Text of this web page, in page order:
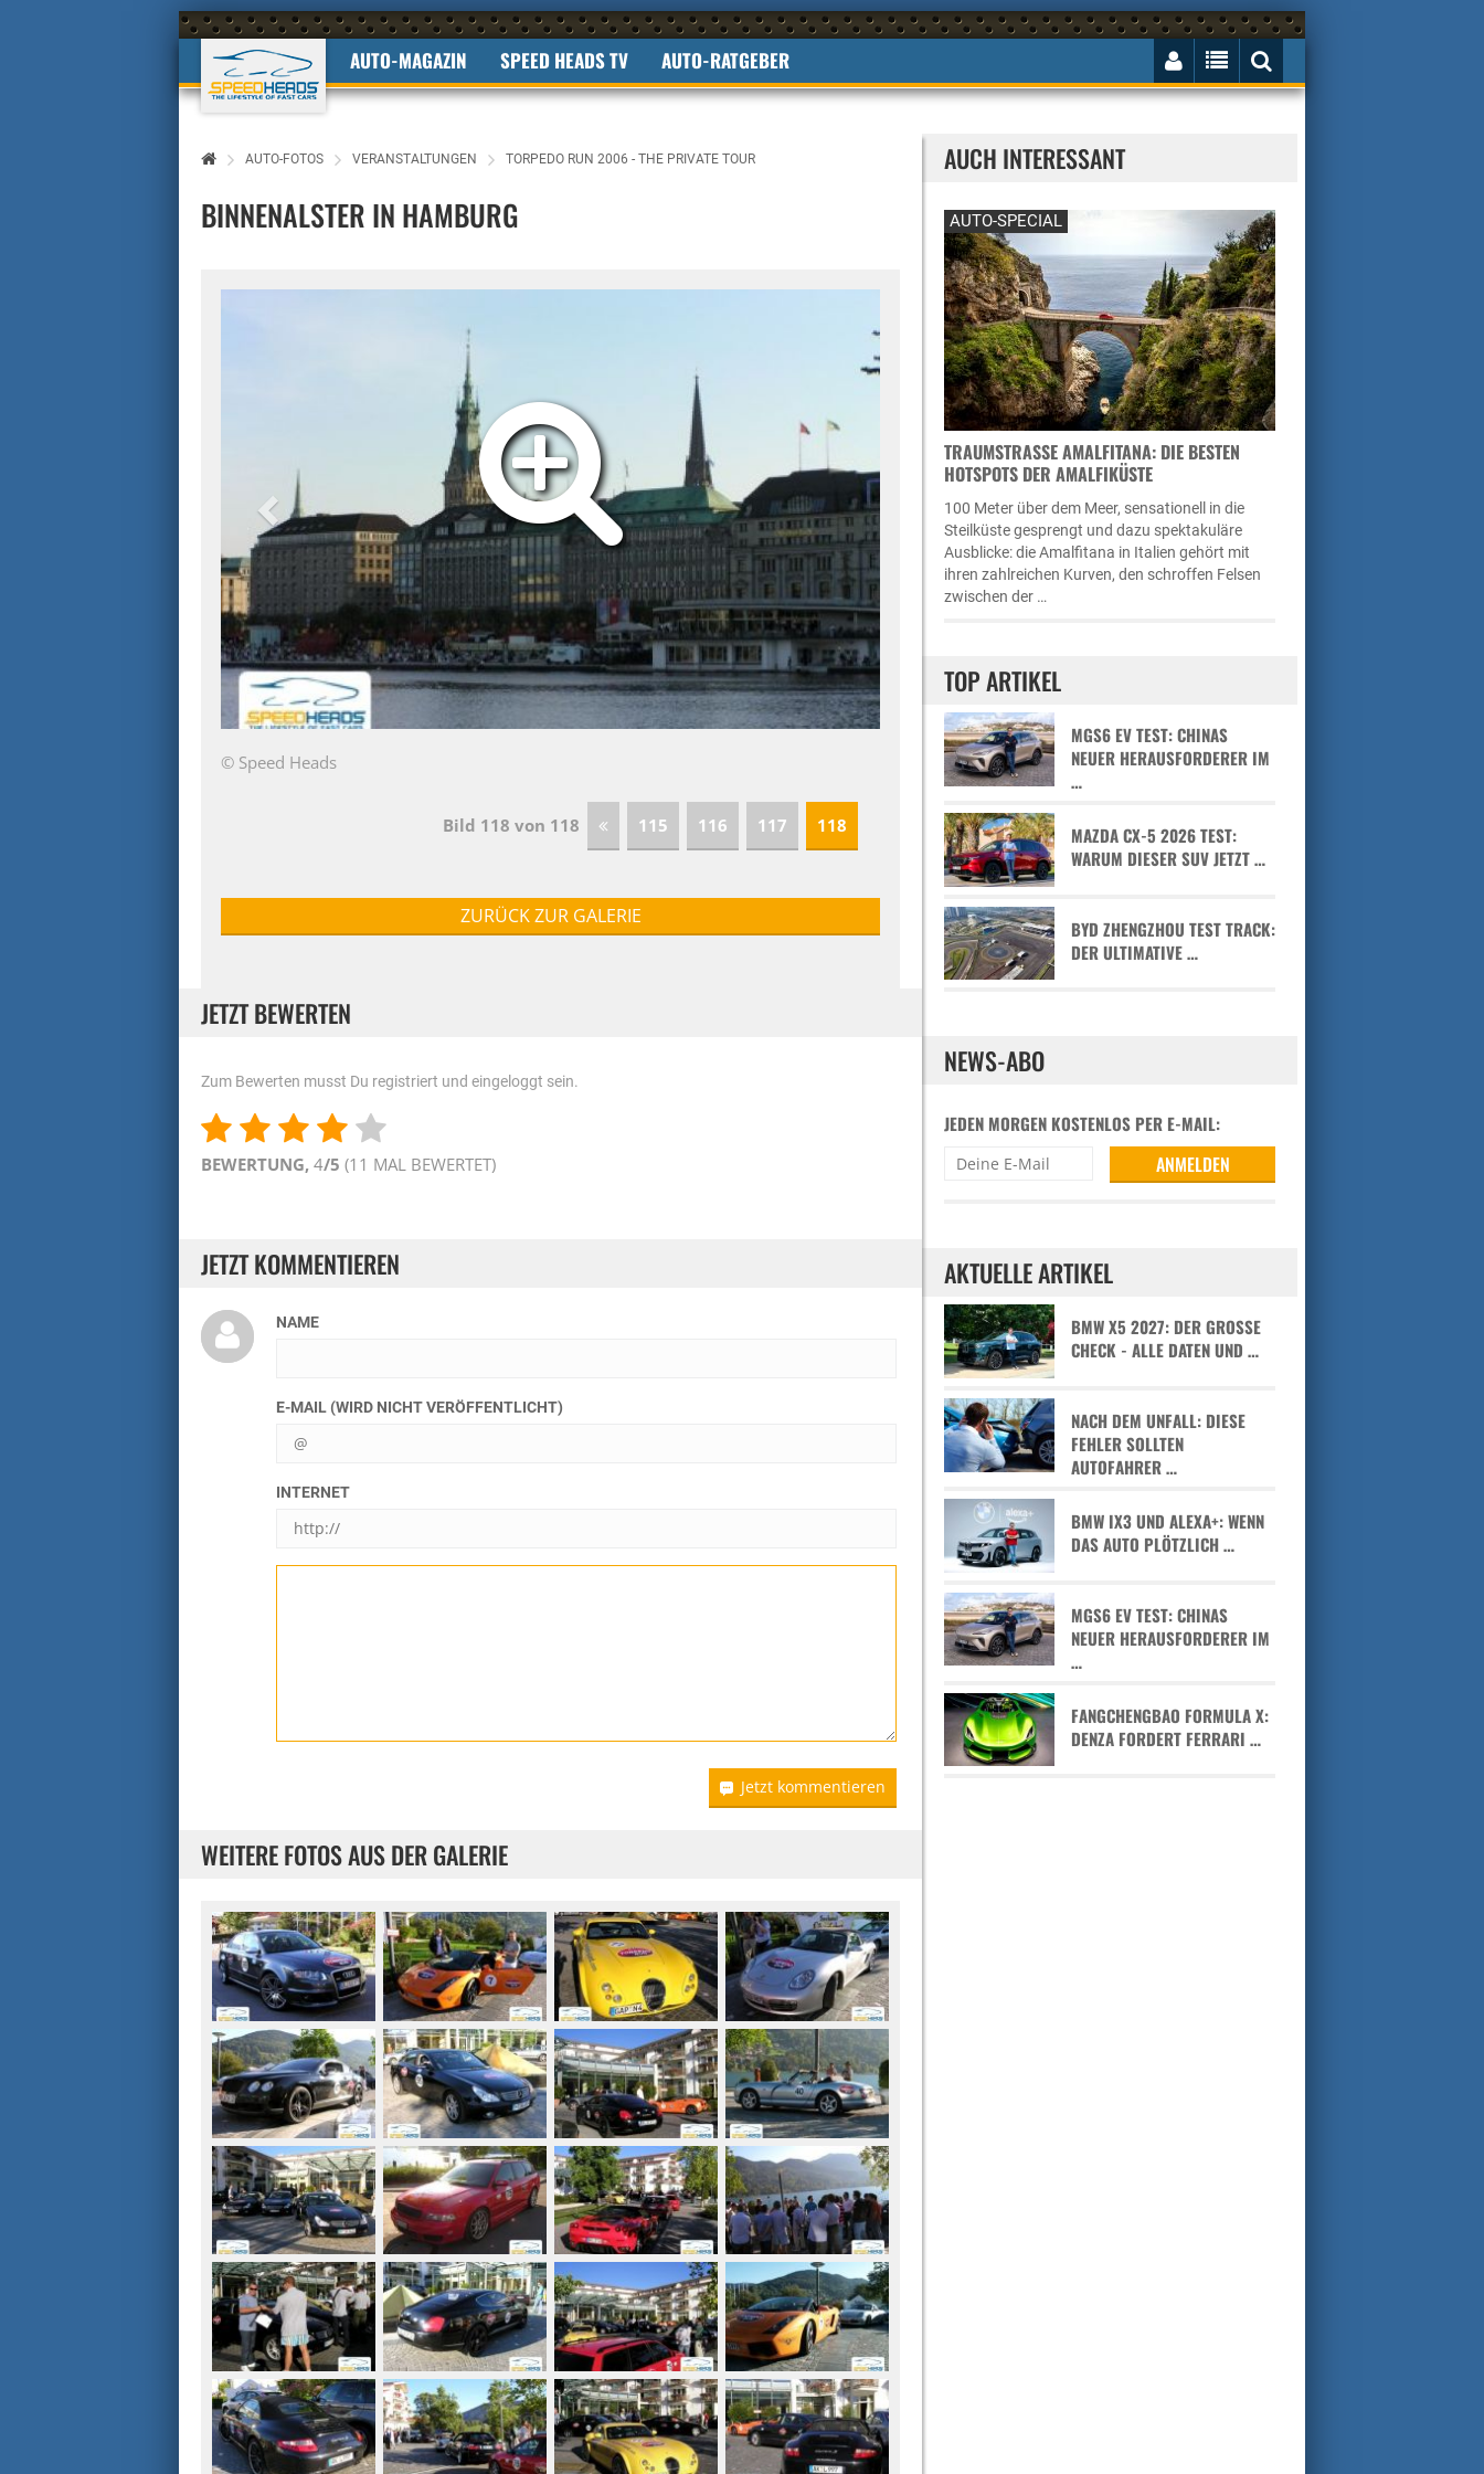
AUTO-MAGAZIN SPEED HEADS TV AUTO-RATGEBER
AUTO-FOTOS VERANSTALTUNGEN TORPEDO RUN 2006 - THE PRIVATE TOUR
BINNENALSTER IN HAMBURG
© Speed Heads
Bild 118 von 118 115 116 117 118
ZURÜCK ZUR GALERIE
JETZT BEWERTEN
Zum Bewerten musst Du registriert und eingeloggt sein.
BEWERTUNG, 4/5 (11 MAL BEWERTET)
JETZT KOMMENTIEREN
NAME
E-MAIL (WIRD NICHT VERÖFFENTLICHT)
INTERNET
Jetzt kommentieren
WEITERE FOTOS AUS DER GALERIE
AUCH INTERESSANT
AUTO-SPECIAL
TRAUMSTRASSE AMALFITANA: DIE BESTEN H
OTSPOTS DER AMALFIKÜSTE
100 Meter über dem Meer, sensationell in die
Steilküste gesprengt und dazu spektakuläre
Ausblicke: die Amalfitana in Italien gehört mit
ihren zahlreichen Kurven, den schroffen Felsen
zwischen der …
TOP ARTIKEL
MGS6 EV TEST: CHINAS
NEUER HERAUSFORDERER IM
…
MAZDA CX-5 2026 TEST:
WARUM DIESER SUV JETZT …
BYD ZHENGZHOU TEST TRACK:
DER ULTIMATIVE …
NEWS-ABO
JEDEN MORGEN KOSTENLOS PER E-MAIL:
AKTUELLE ARTIKEL
BMW X5 2027: DER GROSSE C
HECK - ALLE DATEN UND …
NACH DEM UNFALL: DIESE
FEHLER SOLLTEN
AUTOFAHRER …
BMW IX3 UND ALEXA+: WENN
DAS AUTO PLÖTZLICH …
MGS6 EV TEST: CHINAS
NEUER HERAUSFORDERER IM
…
FANGCHENGBAO FORMULA X:
DENZA FORDERT FERRARI …